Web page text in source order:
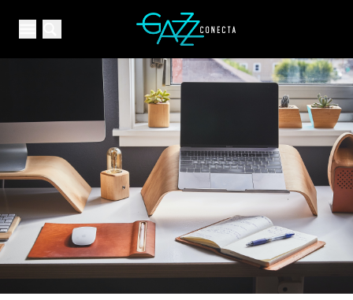
Open main menuYour Company